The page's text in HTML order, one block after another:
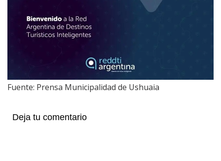
Fuente: Prensa Municipalidad de Ushuaia
Deja tu comentario